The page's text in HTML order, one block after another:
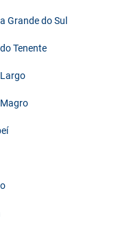
Grande do Sul
Tenente